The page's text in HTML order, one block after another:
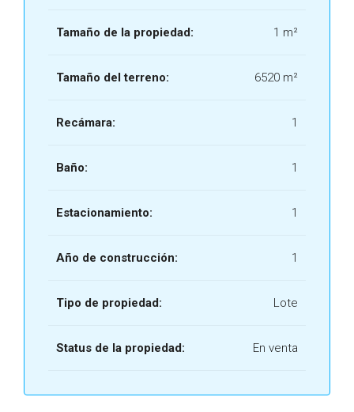
Tamaño de la propiedad: 1 m²
Tamaño del terreno: 6520 m²
Recámara: 1
Baño: 1
Estacionamiento: 1
Año de construcción: 1
Tipo de propiedad: Lote
Status de la propiedad: En venta